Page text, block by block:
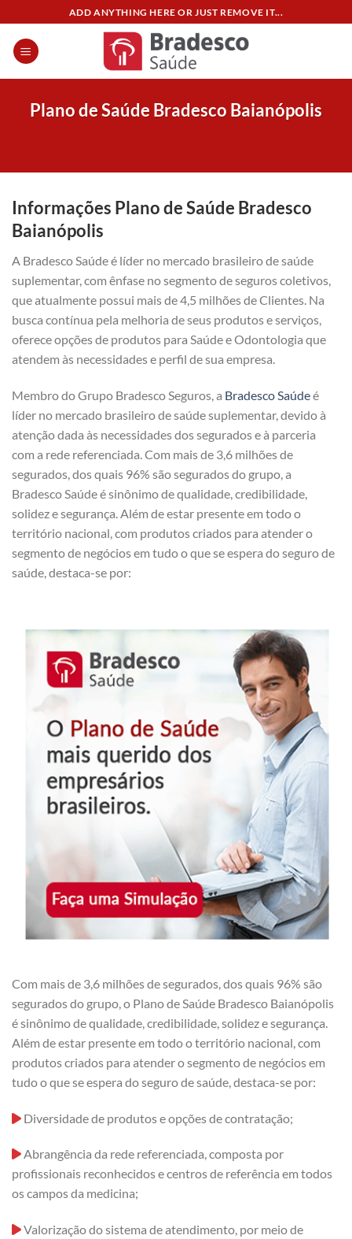
content
ADD ANYTHING HERE OR JUST REMOVE IT...
Plano de Saúde Bradesco Baianópolis
Informações Plano de Saúde Bradesco
Baianópolis
A Bradesco Saúde é líder no mercado brasileiro de saúde
suplementar, com ênfase no segmento de seguros coletivos,
que atualmente possui mais de 4,5 milhões de Clientes. Na
busca contínua pela melhoria de seus produtos e serviços,
oferece opções de produtos para Saúde e Odontologia que
atendem às necessidades e perfil de sua empresa.
Membro do Grupo Bradesco Seguros, a Bradesco Saúdeé
líder no mercado brasileiro de saúde suplementar, devido à
atenção dada às necessidades dos segurados e à parceria
com a rede referenciada. Com mais de 3,6 milhões de
segurados, dos quais 96% são segurados do grupo, a
Bradesco Saúde é sinônimo de qualidade, credibilidade,
solidez e segurança. Além de estar presente em todo o
território nacional, com produtos criados para atender o
segmento de negócios em tudo o que se espera do seguro de
saúde, destaca-se por:
Com mais de 3,6 milhões de segurados, dos quais 96% são
segurados do grupo, o Plano de Saúde Bradesco Baianópolis
é sinônimo de qualidade, credibilidade, solidez e segurança.
Além de estar presente em todo o território nacional, com
produtos criados para atender o segmento de negócios em
tudo o que se espera do seguro de saúde, destaca-se por:
Diversidade de produtos e opções de contratação;
Abrangência da rede referenciada, composta por
profissionais reconhecidos e centros de referência em todos
os campos da medicina;
Valorização do sistema de atendimento, por meio de